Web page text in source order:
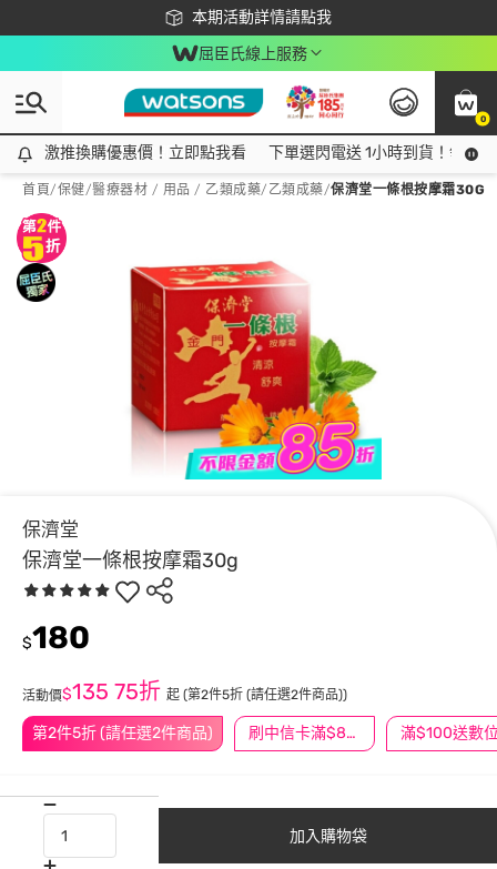
本期活動詳情請點我
下載app最高回饋$350
屈臣氏線上服務
0
激推換購優惠價！立即點我看
激推換購優惠價！立即點我看 下單選閃電送 1小時到貨！領神
首頁/保健/醫療器材 / 用品 / 乙類成藥/ 乙類成藥/保濟堂一條根按摩霜30G
保濟堂
保濟堂一條根按摩霜30g
第2件5折 (請任選2件商品) 刷中信卡滿$888送3萬點
$180
活動價$135 75折 起 (第2件5折 (請任選2件商品))
加入購物袋